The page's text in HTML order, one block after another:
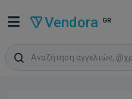
Vendora GR